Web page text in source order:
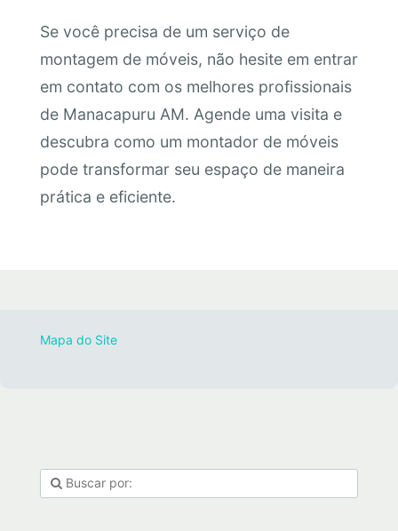
Se você precisa de um serviço de
montagem de móveis, não hesite em entrar
em contato com os melhores profissionais
de Manacapuru AM. Agende uma visita e
descubra como um montador de móveis
pode transformar seu espaço de maneira
prática e eficiente.
Mapa do Site